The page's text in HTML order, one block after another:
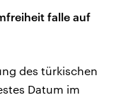
falle auf
des türkischen
Datum im